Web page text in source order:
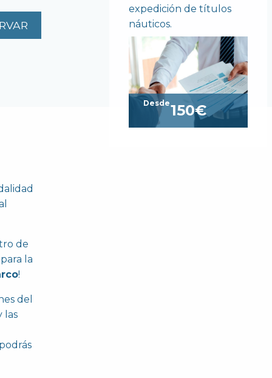
expedición de títulos
náuticos.
150€
de
la
!
del
las